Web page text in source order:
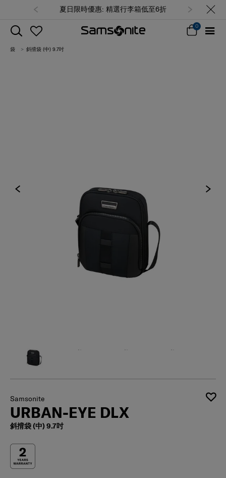
夏日限時優惠: 精選行李箱低至6折
0
袋 斜揹袋 (中) 9.7吋
Samsonite
URBAN-EYE DLX
斜揹袋 (中) 9.7吋